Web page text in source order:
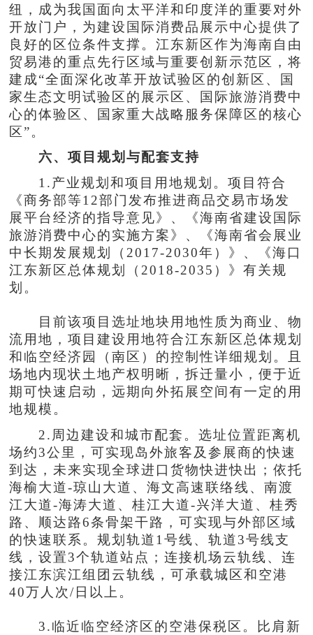
纽，成为我国面向太平洋和印度洋的重要对外
开放门户，为建设国际消费品展示中心提供了
良好的区位条件支撑。江东新区作为海南自由
贸易港的重点先行区域与重要创新示范区，将
建成“全面深化改革开放试验区的创新区、国
家生态文明试验区的展示区、国际旅游消费中
心的体验区、国家重大战略服务保障区的核心
区”。
六、项目规划与配套支持
1.产业规划和项目用地规划。项目符合
《商务部等12部门发布推进商品交易市场发
展平台经济的指导意见》、《海南省建设国际
旅游消费中心的实施方案》、《海南省会展业
中长期发展规划（2017-2030年）》、《海口
江东新区总体规划（2018-2035）》有关规
划。
目前该项目选址地块用地性质为商业、物
流用地，项目建设用地符合江东新区总体规划
和临空经济园（南区）的控制性详细规划。且
场地内现状土地产权明晰，拆迁量小，便于近
期可快速启动，远期向外拓展空间有一定的用
地规模。
2.周边建设和城市配套。选址位置距离机
场约3公里，可实现岛外旅客及参展商的快速
到达，未来实现全球进口货物快进快出；依托
海榆大道-琼山大道、海文高速联络线、南渡
江大道-海涛大道、桂江大道-兴洋大道、桂秀
路、顺达路6条骨架干路，可实现与外部区域
的快速联系。规划轨道1号线、轨道3号线支
线，设置3个轨道站点；连接机场云轨线、连
接江东滨江组团云轨线，可承载城区和空港
40万人次/日以上。
3.临近临空经济区的空港保税区。比肩新